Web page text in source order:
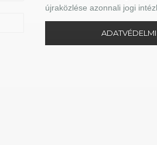
újraközlése azonnali jogi